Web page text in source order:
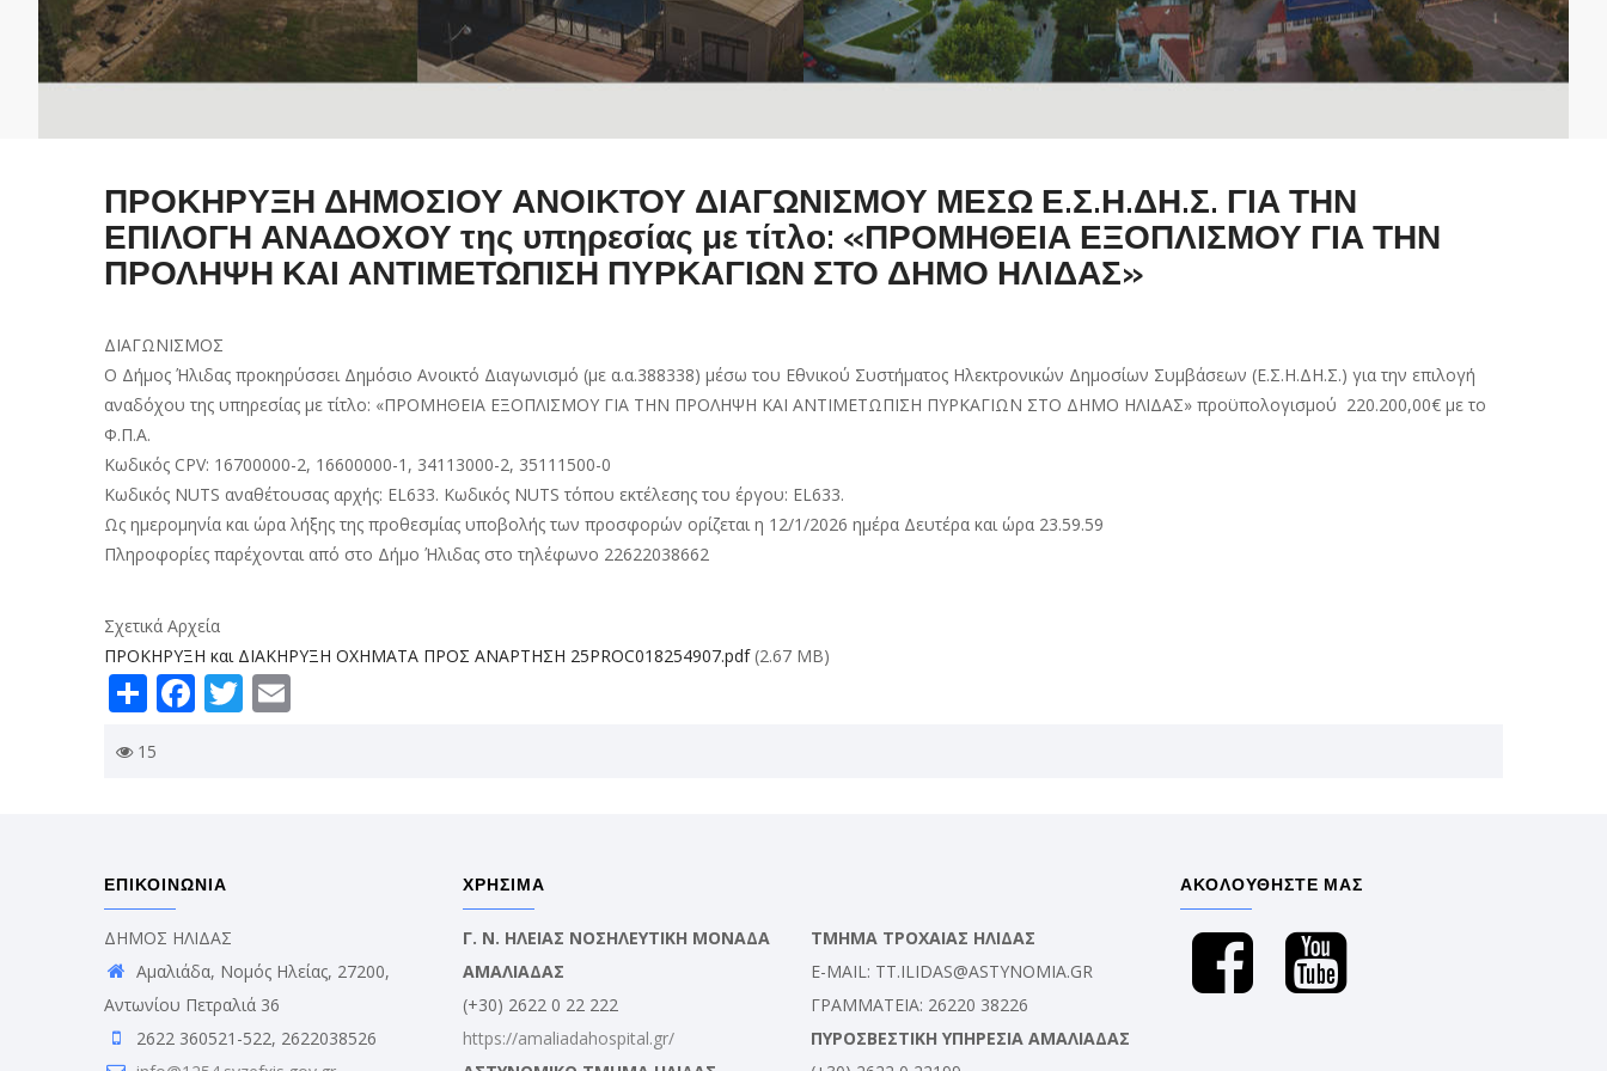
ΠΡΟΚΗΡΥΞΗ ΔΗΜΟΣΙΟΥ ΑΝΟΙΚΤΟΥ ΔΙΑΓΩΝΙΣΜΟΥ ΜΕΣΩ Ε.Σ.Η.ΔΗ.Σ. ΓΙΑ ΤΗΝ
ΕΠΙΛΟΓΗ ΑΝΑΔΟΧΟΥ της υπηρεσίας με τίτλο: «ΠΡΟΜΗΘΕΙΑ ΕΞΟΠΛΙΣΜΟΥ ΓΙΑ ΤΗΝ
ΠΡΟΛΗΨΗ ΚΑΙ ΑΝΤΙΜΕΤΩΠΙΣΗ ΠΥΡΚΑΓΙΩΝ ΣΤΟ ΔΗΜΟ ΗΛΙΔΑΣ»
ΔΙΑΓΩΝΙΣΜΟΣ
Ο Δήμος Ήλιδας προκηρύσσει Δημόσιο Ανοικτό Διαγωνισμό (με α.α.388338) μέσω του Εθνικού Συστήματος Ηλεκτρονικών Δημοσίων Συμβάσεων (Ε.Σ.Η.ΔΗ.Σ.) για την επιλογή
αναδόχου της υπηρεσίας με τίτλο: «ΠΡΟΜΗΘΕΙΑ ΕΞΟΠΛΙΣΜΟΥ ΓΙΑ ΤΗΝ ΠΡΟΛΗΨΗ ΚΑΙ ΑΝΤΙΜΕΤΩΠΙΣΗ ΠΥΡΚΑΓΙΩΝ ΣΤΟ ΔΗΜΟ ΗΛΙΔΑΣ» προϋπολογισμού 220.200,00€ με το
Φ.Π.Α.
Κωδικός CPV: 16700000-2, 16600000-1, 34113000-2, 35111500-0
Κωδικός NUTS αναθέτουσας αρχής: EL633. Κωδικός NUTS τόπου εκτέλεσης του έργου: EL633.
Ως ημερομηνία και ώρα λήξης της προθεσμίας υποβολής των προσφορών ορίζεται η 12/1/2026 ημέρα Δευτέρα και ώρα 23.59.59
Πληροφορίες παρέχονται από στο Δήμο Ήλιδας στο τηλέφωνο 22622038662
Σχετικά Αρχεία
ΠΡΟΚΗΡΥΞΗ και ΔΙΑΚΗΡΥΞΗ ΟΧΗΜΑΤΑ ΠΡΟΣ ΑΝΑΡΤΗΣΗ 25PROC018254907.pdf (2.67 MB)
ShareFacebook
Twitter
15
ΕΠΙΚΟΙΝΩΝΙΑ
ΔΗΜΟΣ ΗΛΙΔΑΣ
Αμαλιάδα, Νομός Ηλείας, 27200,
Αντωνίου Πετραλιά 36
2622 360521-522, 2622038526
ΧΡΗΣΙΜΑ
Γ. Ν. ΗΛΕΙΑΣ ΝΟΣΗΛΕΥΤΙΚΗ ΜΟΝΑΔΑ
ΑΜΑΛΙΑΔΑΣ
(+30) 2622 0 22 222
https://amaliadahospital.gr/
ΤΜΗΜΑ ΤΡΟΧΑΙΑΣ ΗΛΙΔΑΣ
E-MAIL: TT.ILIDAS@ASTYNOMIA.GR
ΓΡΑΜΜΑΤΕΙΑ: 26220 38226
ΠΥΡΟΣΒΕΣΤΙΚΗ ΥΠΗΡΕΣΙΑ ΑΜΑΛΙΑΔΑΣ
ΑΚΟΛΟΥΘΗΣΤΕ ΜΑΣ